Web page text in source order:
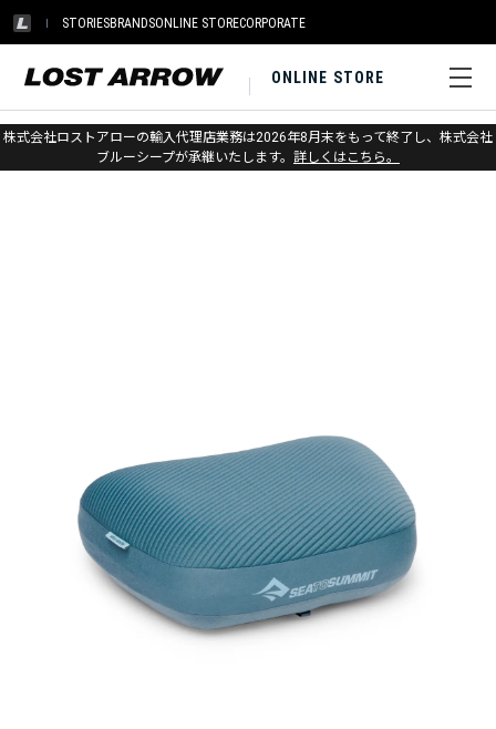
STORIESBRANDSONLINE STORECORPORATE
ONLINE STORE
株式会社ロストアローの輸入代理店業務は2026年8月末をもって終了し、株式会社
ブルーシープが承継いたします。 詳しくはこちら。
ホーム > シートゥサミット > スリーピングシステム > ピロー